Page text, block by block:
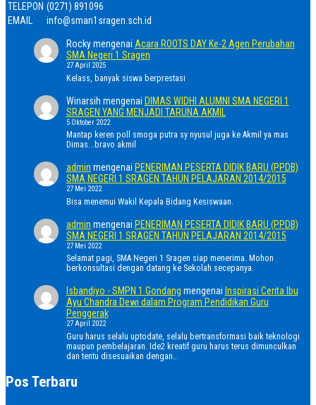
TELEPON (0271) 891096
EMAIL
info@sman1sragen.sch.id
Rockymengenai Acara ROOTS DAY Ke-2 Agen Perubahan
SMA Negeri 1 Sragen
27 April 2025
Kelass, banyak siswa berprestasi
Winarsih mengenai DIMAS WIDHI ALUMNI SMA NEGERI 1
SRAGEN YANG MENJADI TARUNA AKMIL
5 Oktober 2022
Mantap keren poll smoga putra sy nyusul juga ke Akmil ya mas
Dimas...bravo akmil
admin mengenai PENERIMAN PESERTA DIDIK BARU (PPDB)
SMA NEGERI 1 SRAGEN TAHUN PELAJARAN 2014/2015
27 Mei 2022
Bisa menemui Wakil Kepala Bidang Kesiswaan.
admin mengenai PENERIMAN PESERTA DIDIK BARU (PPDB)
SMA NEGERI 1 SRAGEN TAHUN PELAJARAN 2014/2015
27 Mei 2022
Selamat pagi, SMA Negeri 1 Sragen siap menerima. Mohon
berkonsultasi dengan datang ke Sekolah secepanya.
Isbandiyo - SMPN 1 Gondang mengenai Inspirasi Cerita Ibu
Ayu Chandra Dewi dalam Program Pendidikan Guru
Penggerak
27 April 2022
Guru harus selalu uptodate, selalu bertransformasi baik teknologi
maupun pembelajaran. Ide2 kreatif guru harus terus dimunculkan
dan tentu disesuaikan dengan…
Pos Terbaru